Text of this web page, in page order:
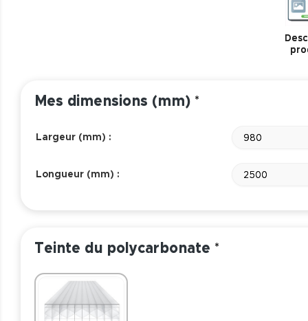
Mes dimensions (mm) *
Largeur (mm) : 980
Longueur (mm) : 2500
Teinte du polycarbonate *